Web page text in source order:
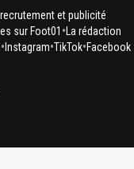
et publicité
sur Foot01 •La rédaction
• Instagram•TikTok•Facebook